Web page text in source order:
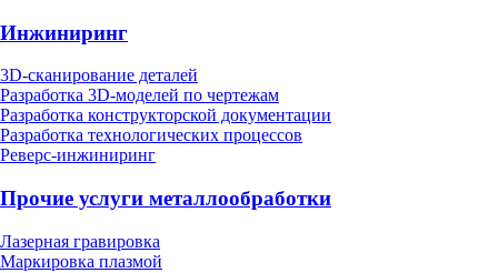
Инжиниринг
3D-сканирование деталей
Разработка 3D-моделей по чертежам
Разработка конструкторской документации
Разработка технологических процессов
Реверс-инжиниринг
Прочие услуги металлообработки
Лазерная гравировка
Маркировка плазмой